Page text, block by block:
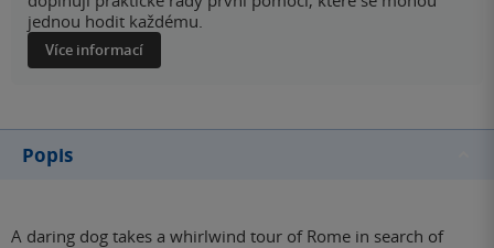
jednou hodit každému.
Více informací
Popis
A daring dog takes a whirlwind tour of Rome in search of